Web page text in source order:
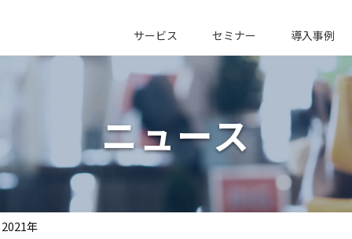
サービス セミナー 導入事例
ニュース
2021年